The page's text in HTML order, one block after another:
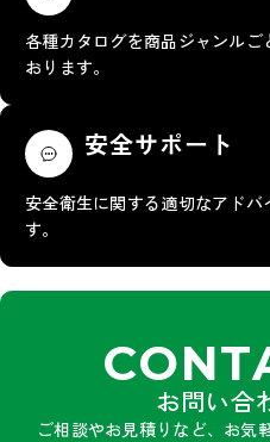
各種カタログを商品ジャンルご
おります。
安全サポート
安全衛生に関する適切なアドバ
す。
お問い合
ご相談やお見積りなど、お気